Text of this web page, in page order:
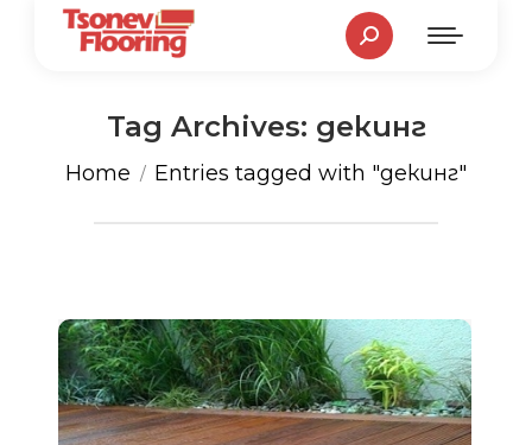
Search:
Tag Archives: декинг
You are here:
Home Entries tagged with "декинг"